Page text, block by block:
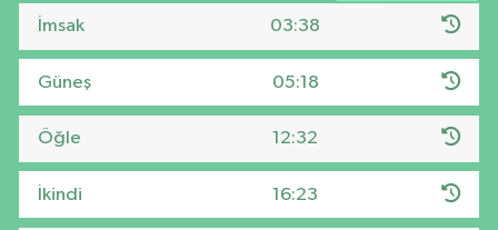
İmsak 03:38
Güneş 05:18
Öğle 12:32
İkindi 16:23